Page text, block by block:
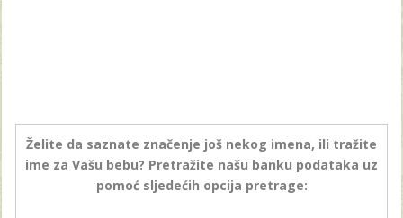
Želite da saznate značenje još nekog imena, ili tražite
ime za Vašu bebu? Pretražite našu banku podataka uz
pomoć sljedećih opcija pretrage: